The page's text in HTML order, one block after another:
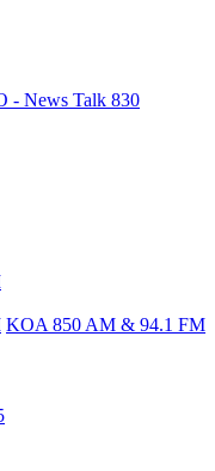
- News Talk 830
KOA 850 AM & 94.1 FM